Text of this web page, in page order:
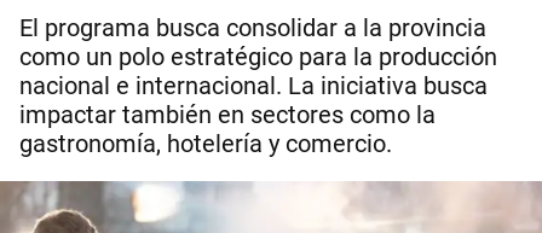
El programa busca consolidar a la provincia
como un polo estratégico para la producción
nacional e internacional. La iniciativa busca
impactar también en sectores como la
gastronomía, hotelería y comercio.